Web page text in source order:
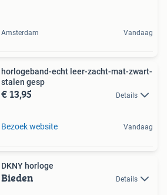
Amsterdam Vandaag
horlogeband-echt leer-zacht-mat-zwart-
stalen gesp
€ 13,95 Details
Bezoek website Vandaag
DKNY horloge
Bieden Details